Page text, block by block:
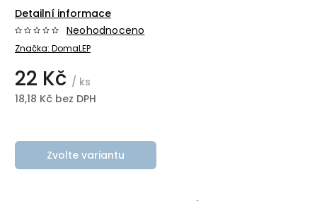
Detailní informace
Značka: DomaLEP
Neohodnoceno
22 Kč / ks
18,18 Kč bez DPH
Zvolte variantu